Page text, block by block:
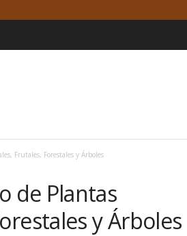
Frutales, Forestales y Árboles
de Plantas
y Árboles